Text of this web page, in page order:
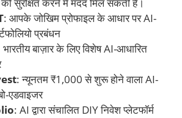
: आपके जोखिम प्रोफाइल के आधार पर AI-
प्रबंधन
भारतीय बाज़ार के लिए विशेष AI-आधारित
: न्यूनतम ₹1,000 से शुरू होने वाला AI-
एडवाइजर
: AI द्वारा संचालित DIY निवेश प्लेटफॉर्म